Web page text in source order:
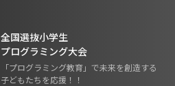
全国選抜小学生
プログラミング大会
「プログラミング教育」で未来を創造する
子どもたちを応援！！